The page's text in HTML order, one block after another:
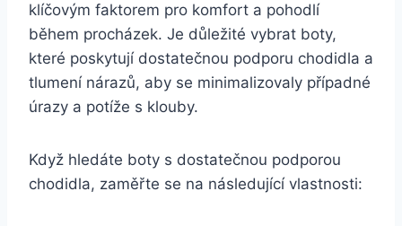
klíčovým faktorem pro komfort a pohodlí
⁣během procházek. Je důležité vybrat boty, ​
které poskytují dostatečnou podporu chodidla a
tlumení nárazů, aby se minimalizovaly případné
úrazy a potíže s ⁤klouby.⁣
Když hledáte boty⁢ s dostatečnou podporou
chodidla, zaměřte se na následující vlastnosti: